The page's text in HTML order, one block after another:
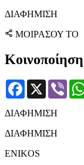
ΔΙΑΦΗΜΙΣΗ
ΜΟΙΡΑΣΟΥ ΤΟ
Facebook
X
ΔΙΑΦΗΜΙΣΗ
ΔΙΑΦΗΜΙΣΗ
ENIKOS